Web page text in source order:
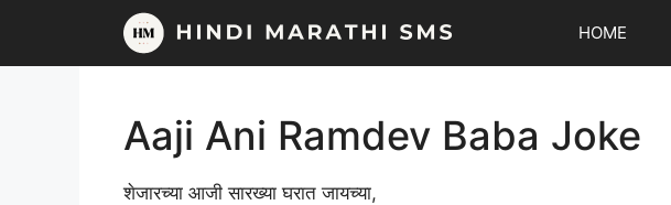
content
HOME
Aaji Ani Ramdev Baba Joke
शेजारच्या आजी सारख्या घरात जायच्या,